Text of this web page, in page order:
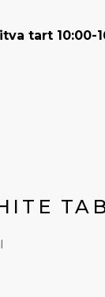
tart 10:00-